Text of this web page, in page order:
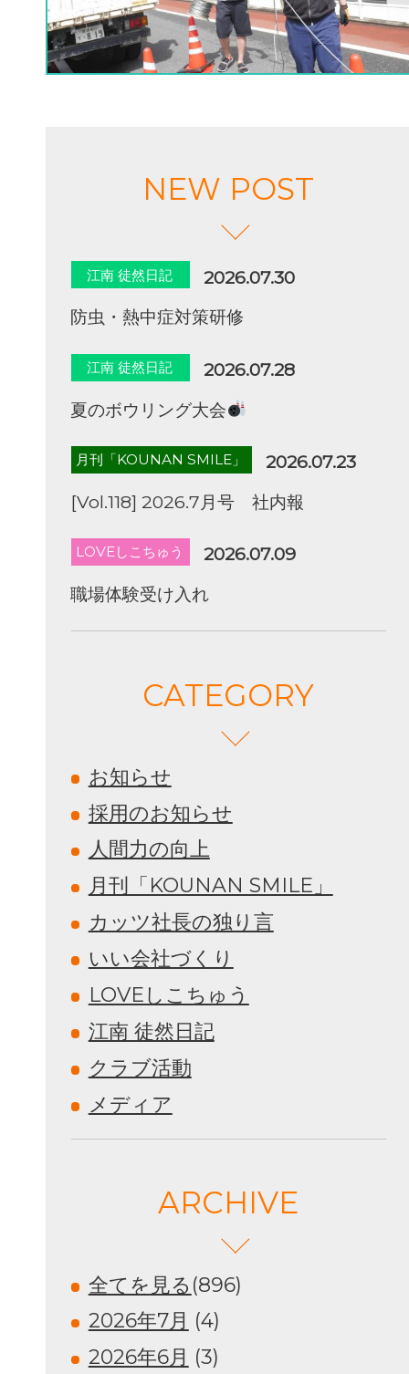
NEW POST
江南 徒然日記
2026.07.30
防虫・熱中症対策研修
江南 徒然日記
2026.07.28
夏のボウリング大会
月刊「KOUNAN SMILE」
2026.07.23
[Vol.118] 2026.7月号 社内報
LOVEしこちゅう
2026.07.09
職場体験受け入れ
CATEGORY
お知らせ
採用のお知らせ
人間力の向上
月刊「KOUNAN SMILE」
カッツ社長の独り言
いい会社づくり
LOVEしこちゅう
江南 徒然日記
クラブ活動
メディア
ARCHIVE
全てを見る (896)
2026年7月 (4)
2026年6月 (3)